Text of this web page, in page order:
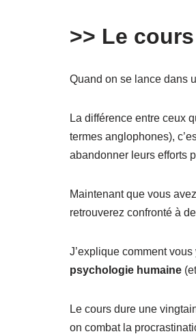
>> Le
Quand on se lance dans
La différence entre ceux
termes anglophones),
abandonner leurs efforts
Maintenant que vous
retrouverez confronté à
J’explique comment
psychologie humaine
Le cours dure une
on combat la